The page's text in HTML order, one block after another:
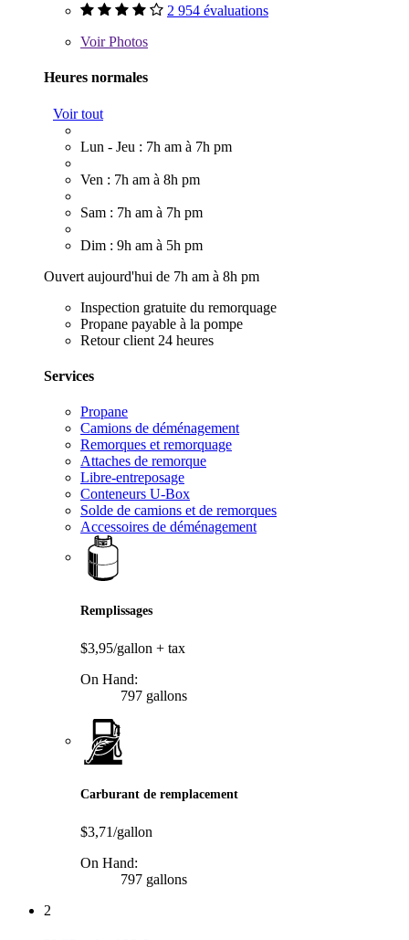
2 954 évaluations
VoirPhotos
Heures normales
Voir tout
Lun - Jeu : 7h am à 7h pm
Ven : 7h am à 8h pm
Sam : 7h am à 7h pm
Dim : 9h am à 5h pm
Ouvert aujourd'hui de 7h am à 8h pm
Inspection gratuite du remorquage
Propane payable à la pompe
Retour client 24 heures
Services
Propane
Camions de déménagement
Remorques et remorquage
Attaches de remorque
Libre-entreposage
Conteneurs U-Box
Solde de camions et de remorques
Accessoires de déménagement
Remplissages
$3,95/gallon + tax
On Hand:
797 gallons
Carburant de remplacement
$3,71/gallon
On Hand:
797 gallons
2